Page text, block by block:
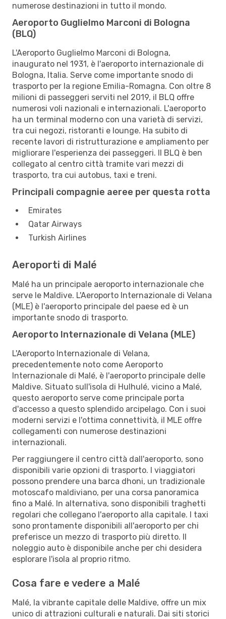
numerose destinazioni in tutto il mondo.
Aeroporto Guglielmo Marconi di Bologna
(BLQ)
L'Aeroporto Guglielmo Marconi di Bologna,
inaugurato nel 1931, è l'aeroporto internazionale di
Bologna, Italia. Serve come importante snodo di
trasporto per la regione Emilia-Romagna. Con oltre 8
milioni di passeggeri serviti nel 2019, il BLQ offre
numerosi voli nazionali e internazionali. L'aeroporto
ha un terminal moderno con una varietà di servizi,
tra cui negozi, ristoranti e lounge. Ha subito di
recente lavori di ristrutturazione e ampliamento per
migliorare l'esperienza dei passeggeri. Il BLQ è ben
collegato al centro città tramite vari mezzi di
trasporto, tra cui autobus, taxi e treni.
Principali compagnie aeree per questa rotta
Emirates
Qatar Airways
Turkish Airlines
Aeroporti di Malé
Malé ha un principale aeroporto internazionale che
serve le Maldive. L'Aeroporto Internazionale di Velana
(MLE) è l'aeroporto principale del paese ed è un
importante snodo di trasporto.
Aeroporto Internazionale di Velana (MLE)
L'Aeroporto Internazionale di Velana,
precedentemente noto come Aeroporto
Internazionale di Malé, è l'aeroporto principale delle
Maldive. Situato sull'isola di Hulhulé, vicino a Malé,
questo aeroporto serve come principale porta
d'accesso a questo splendido arcipelago. Con i suoi
moderni servizi e l'ottima connettività, il MLE offre
collegamenti con numerose destinazioni
internazionali.
Per raggiungere il centro città dall'aeroporto, sono
disponibili varie opzioni di trasporto. I viaggiatori
possono prendere una barca dhoni, un tradizionale
motoscafo maldiviano, per una corsa panoramica
fino a Malé. In alternativa, sono disponibili traghetti
regolari che collegano l'aeroporto alla capitale. I taxi
sono prontamente disponibili all'aeroporto per chi
preferisce un mezzo di trasporto più diretto. Il
noleggio auto è disponibile anche per chi desidera
esplorare l'isola al proprio ritmo.
Cosa fare e vedere a Malé
Malé, la vibrante capitale delle Maldive, offre un mix
unico di attrazioni culturali e naturali. Dai siti storici